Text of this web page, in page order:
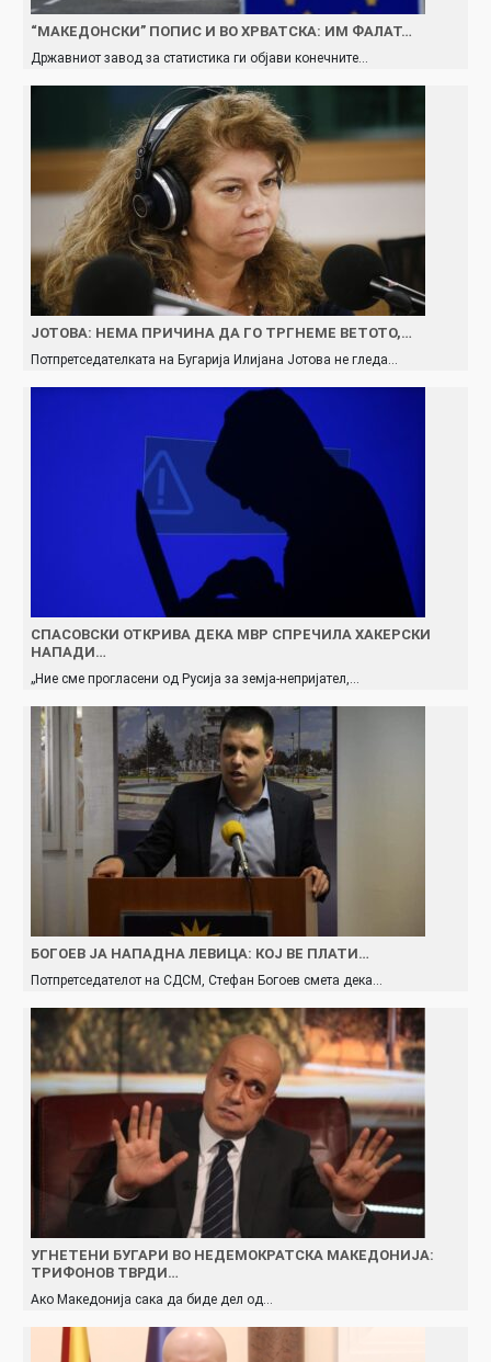
“МАКЕДОНСКИ” ПОПИС И ВО ХРВАТСКА: ИМ ФАЛАТ…
Државниот завод за статистика ги објави конечните…
ЈОТОВА: НЕМА ПРИЧИНА ДА ГО ТРГНЕМЕ ВЕТОТО,…
Потпретседателката на Бугарија Илијана Јотова не гледа…
СПАСОВСКИ ОТКРИВА ДЕКА МВР СПРЕЧИЛА ХАКЕРСКИ
НАПАДИ…
„Ние сме прогласени од Русија за земја-непријател,…
БОГОЕВ ЈА НАПАДНА ЛЕВИЦА: КОЈ ВЕ ПЛАТИ…
Потпретседателот на СДСМ, Стефан Богоев смета дека…
УГНЕТЕНИ БУГАРИ ВО НЕДЕМОКРАТСКА МАКЕДОНИЈА:
ТРИФОНОВ ТВРДИ…
Ако Македонија сака да биде дел од…